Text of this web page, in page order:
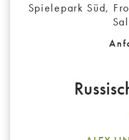
Spielepark Süd,